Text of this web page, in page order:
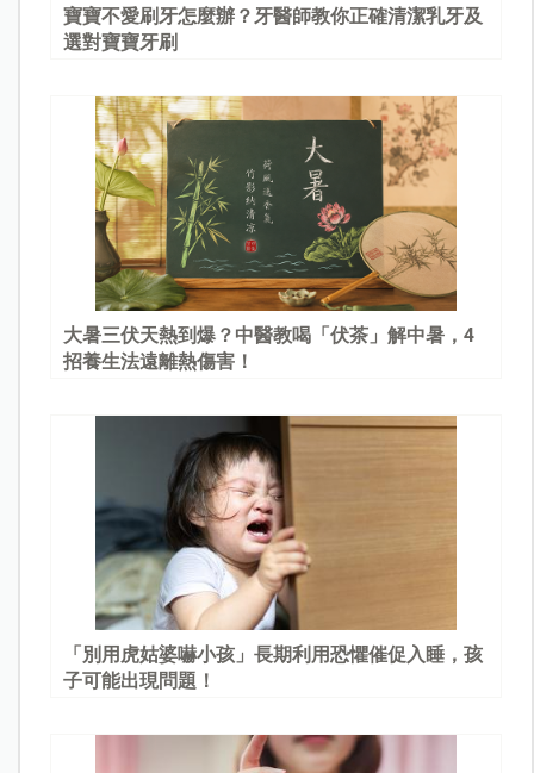
寶寶不愛刷牙怎麼辦？牙醫師教你正確清潔乳牙及
選對寶寶牙刷
大暑三伏天熱到爆？中醫教喝「伏茶」解中暑，4
招養生法遠離熱傷害！
「別用虎姑婆嚇小孩」長期利用恐懼催促入睡，孩
子可能出現問題！